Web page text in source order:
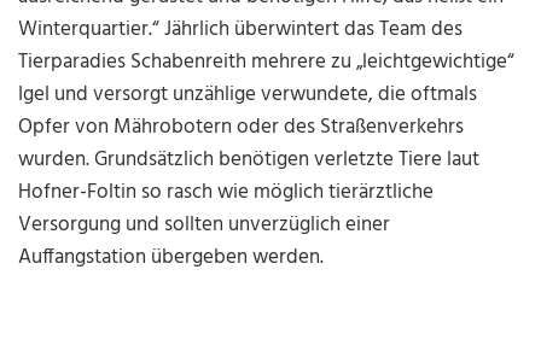
Winterquartier.“ Jährlich überwintert das Team des
Tierparadies Schabenreith mehrere zu „leichtgewichtige“
Igel und versorgt unzählige verwundete, die oftmals
Opfer von Mährobotern oder des Straßenverkehrs
wurden. Grundsätzlich benötigen verletzte Tiere laut
Hofner-Foltin so rasch wie möglich tierärztliche
Versorgung und sollten unverzüglich einer
Auffangstation übergeben werden.